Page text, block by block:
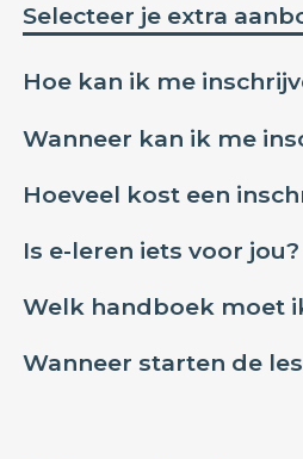
Selecteer je extra
Hoe kan ik me
Wanneer kan ik me
Hoeveel kost een
Is e-leren iets voor jou?
Welk handboek moet
Wanneer starten de